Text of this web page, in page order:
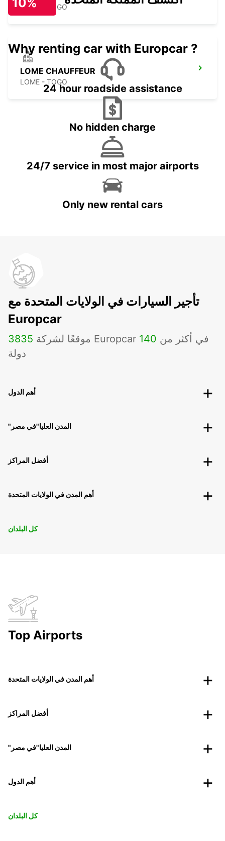
LOME - TOGO
LOME CHAUFFEUR
LOME - TOGO
Why renting car with Europcar ?
24 hour roadside assistance
No hidden charge
24/7 service in most major airports
Only new rental cars
تأجير السيارات في الولايات المتحدة مع
Europcar
3835 موقعًا لشركة Europcar في أكثر من 140
دولة
أهم الدول
"المدن العليا"في مصر
أفضل المراكز
أهم المدن في الولايات المتحدة
كل البلدان
Top Airports
أهم المدن في الولايات المتحدة
أفضل المراكز
"المدن العليا"في مصر
أهم الدول
كل البلدان